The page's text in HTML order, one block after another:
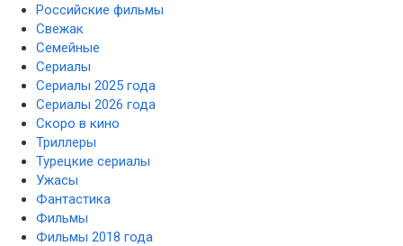
Российские фильмы
Свежак
Семейные
Сериалы
Сериалы 2025 года
Сериалы 2026 года
Скоро в кино
Триллеры
Турецкие сериалы
Ужасы
Фантастика
Фильмы
Фильмы 2018 года